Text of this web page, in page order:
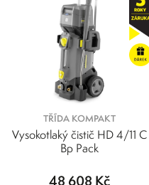
TŘÍDA KOMPAKT
Vysokotlaký čistič HD 4/11 C
Bp Pack
48 608 Kč